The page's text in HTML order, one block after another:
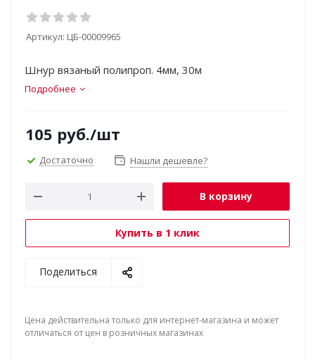
Артикул: ЦБ-00009965
Шнур вязаный полипроп. 4мм, 30м
Подробнее
105 руб./шт
Достаточно Нашли дешевле?
В корзину
Купить в 1 клик
Поделиться
Цена действительна только для интернет-магазина и может
отличаться от цен в розничных магазинах